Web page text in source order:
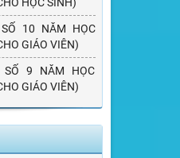
10 NĂM HỌC
GIÁO VIÊN)
SỐ 9 NĂM HỌC
GIÁO VIÊN)